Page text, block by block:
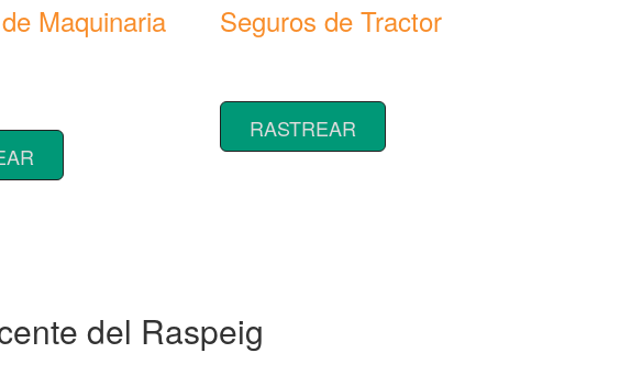
Maquinaria Seguros de Tractor
RASTREAR
del Raspeig